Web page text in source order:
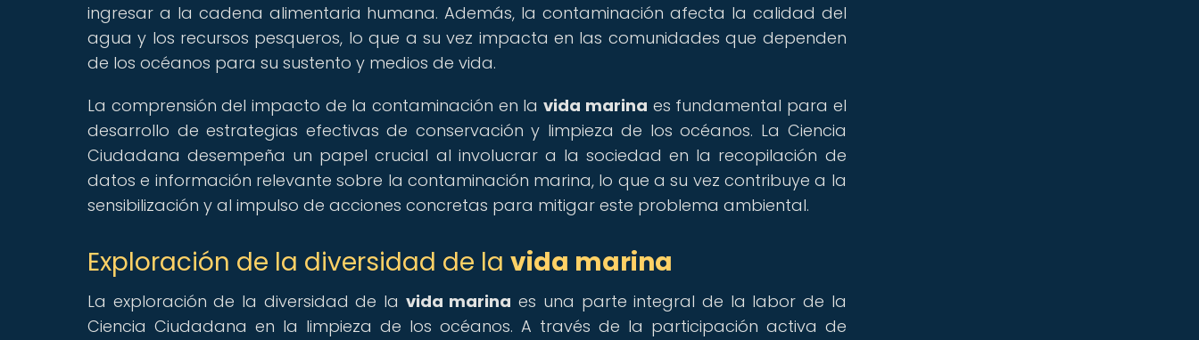
ingresar a la cadena alimentaria humana. Además, la contaminación afecta la calidad del
agua y los recursos pesqueros, lo que a su vez impacta en las comunidades que dependen
de los océanos para su sustento y medios de vida.
La comprensión del impacto de la contaminación en lavida marina es fundamental para el
desarrollo de estrategias efectivas de conservación y limpieza de los océanos. La Ciencia
Ciudadana desempeña un papel crucial al involucrar a la sociedad en la recopilación de
datos e información relevante sobre la contaminación marina, lo que a su vez contribuye a la
sensibilización y al impulso de acciones concretas para mitigar este problema ambiental.
Exploración de la diversidad de la vida marina
La exploración de la diversidad de la vida marina es una parte integral de la labor de la
Ciencia Ciudadana en la limpieza de los océanos. A través de la participación activa de